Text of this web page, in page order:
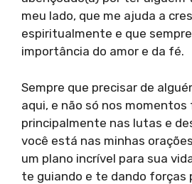
meu lado, que me ajuda a
espiritualmente e que
importância do amor e da fé.
Sempre que precisar de
aqui, e não só nos momentos
principalmente nas lutas e
você está nas minhas
um plano incrível para sua
te guiando e te dando forças